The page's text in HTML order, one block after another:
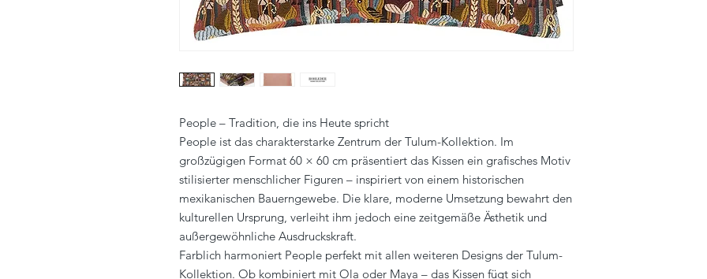
People – Tradition, die ins Heute spricht
People ist das charakterstarke Zentrum der Tulum-Kollektion. Im
großzügigen Format 60 × 60 cm präsentiert das Kissen ein grafisches Motiv
stilisierter menschlicher Figuren – inspiriert von einem historischen
mexikanischen Bauerngewebe. Die klare, moderne Umsetzung bewahrt den
kulturellen Ursprung, verleiht ihm jedoch eine zeitgemäße Ästhetik und
außergewöhnliche Ausdruckskraft.
Farblich harmoniert People perfekt mit allen weiteren Designs der Tulum-
Kollektion. Ob kombiniert mit Ola oder Maya – das Kissen fügt sich